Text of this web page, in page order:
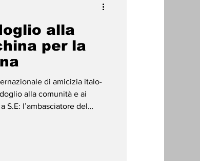
Storiaalla
per la
di amicizia italo-
alla comunità e ai
S.E: l’ambasciatore del